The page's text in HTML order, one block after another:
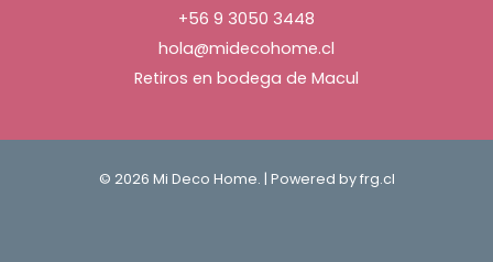
+56 9 3050 3448
hola@midecohome.cl
Retiros en bodega de Macul
© 2026 Mi Deco Home. | Powered byfrg.cl